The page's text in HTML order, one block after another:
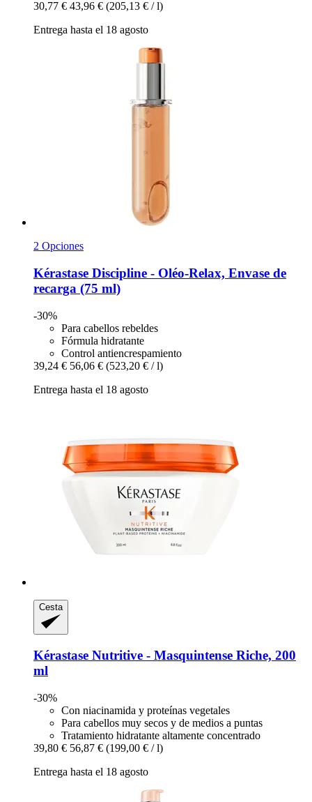
30,77 € 43,96 € (205,13 € / l)
Entrega hasta el 18 agosto
2 Opciones
Kérastase Discipline -​ Oléo-​Relax, Envase de
recarga (75 ml)
-30%
Para cabellos rebeldes
Fórmula hidratante
Control antiencrespamiento
39,24 € 56,06 € (523,20 € / l)
Entrega hasta el 18 agosto
Cesta
Kérastase Nutritive -​ Masquintense Riche, 200
ml
-30%
Con niacinamida y proteínas vegetales
Para cabellos muy secos y de medios a puntas
Tratamiento hidratante altamente concentrado
39,80 € 56,87 € (199,00 € / l)
Entrega hasta el 18 agosto